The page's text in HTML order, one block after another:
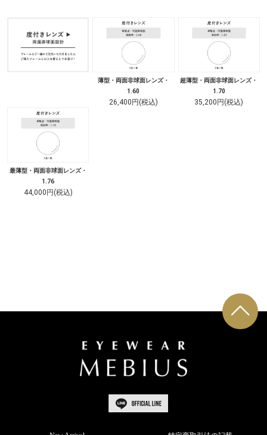
薄型・両面非球面レンズ・
1.60
26,400円(税込)
超薄型・両面非球面レンズ・
1.70
35,200円(税込)
最薄型・両面非球面レンズ・
1.76
44,000円(税込)